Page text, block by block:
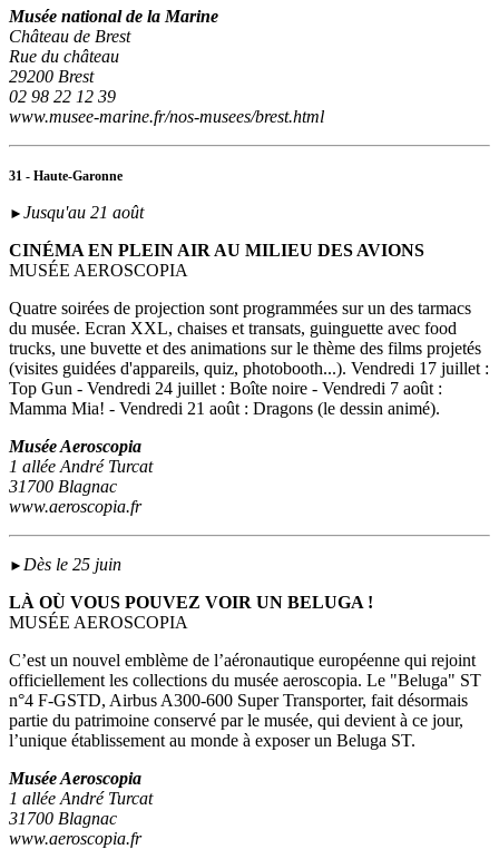
Musée national de la Marine
Château de Brest
Rue du château
29200 Brest
02 98 22 12 39
www.musee-marine.fr/nos-musees/brest.html
31 - Haute-Garonne
► Jusqu'au 21 août
CINÉMA EN PLEIN AIR AU MILIEU DES AVIONS
MUSÉE AEROSCOPIA
Quatre soirées de projection sont programmées sur un des tarmacs
du musée. Ecran XXL, chaises et transats, guinguette avec food
trucks, une buvette et des animations sur le thème des films projetés
(visites guidées d'appareils, quiz, photobooth...). Vendredi 17 juillet :
Top Gun - Vendredi 24 juillet : Boîte noire - Vendredi 7 août :
Mamma Mia! - Vendredi 21 août : Dragons (le dessin animé).
Musée Aeroscopia
1 allée André Turcat
31700 Blagnac
www.aeroscopia.fr
► Dès le 25 juin
LÀ OÙ VOUS POUVEZ VOIR UN BELUGA !
MUSÉE AEROSCOPIA
C’est un nouvel emblème de l’aéronautique européenne qui rejoint
officiellement les collections du musée aeroscopia. Le "Beluga" ST
n°4 F-GSTD, Airbus A300-600 Super Transporter, fait désormais
partie du patrimoine conservé par le musée, qui devient à ce jour,
l’unique établissement au monde à exposer un Beluga ST.
Musée Aeroscopia
1 allée André Turcat
31700 Blagnac
www.aeroscopia.fr